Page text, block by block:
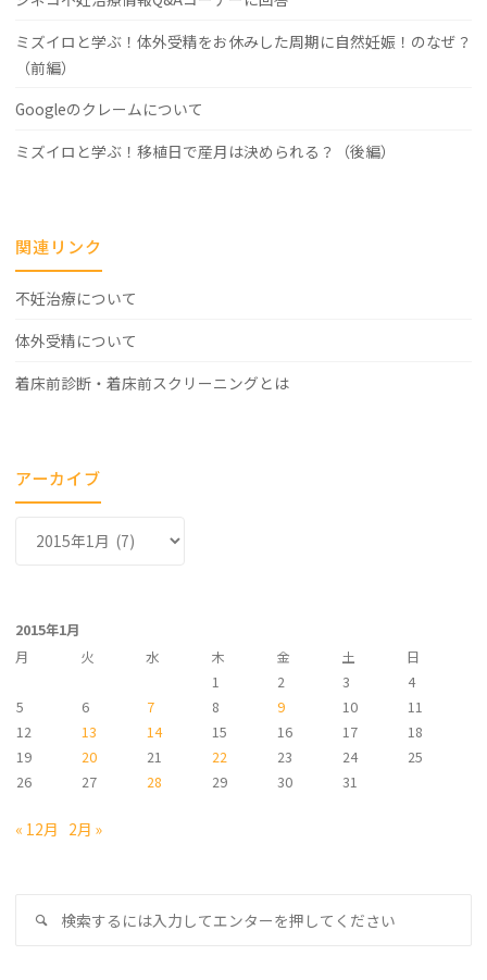
ミズイロと学ぶ！体外受精をお休みした周期に自然妊娠！のなぜ？
（前編）
Googleのクレームについて
ミズイロと学ぶ！移植日で産月は決められる？（後編）
関連リンク
不妊治療について
体外受精について
着床前診断・着床前スクリーニングとは
アーカイブ
ブ
2015年1月
月
火 水 木 金 土
日
1
2 3
4
5
6 7 8 9 10
11
12
13 14 15 16 17
18
19
20 21 22 23 24
25
26
27 28 29 30 31
« 12月 2月 »
検